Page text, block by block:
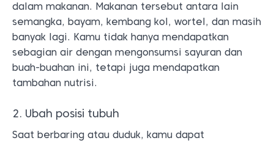
dalam makanan. Makanan tersebut antara lain
semangka, bayam, kembang kol, wortel, dan masih
banyak lagi. Kamu tidak hanya mendapatkan
sebagian air dengan mengonsumsi sayuran dan
buah-buahan ini, tetapi juga mendapatkan
tambahan nutrisi.
2. Ubah posisi tubuh
Saat berbaring atau duduk, kamu dapat